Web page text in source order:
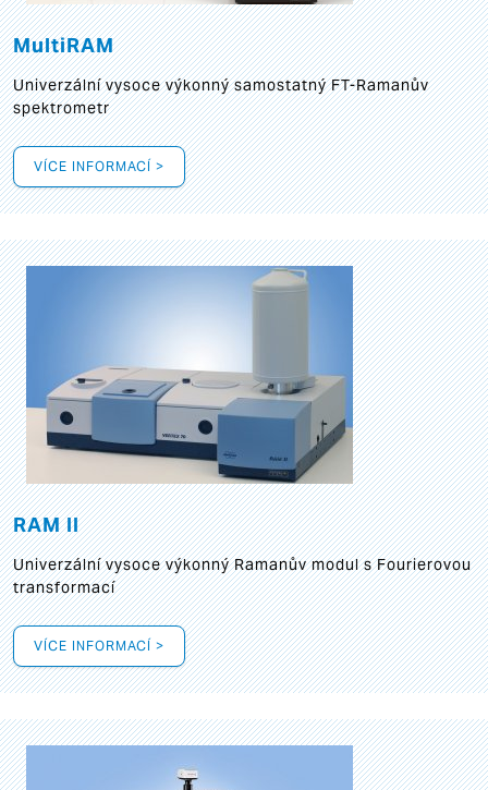
MultiRAM
Univerzální vysoce výkonný samostatný FT-Ramanův
spektrometr
VÍCE INFORMACÍ >
RAM II
Univerzální vysoce výkonný Ramanův modul s Fourierovou
transformací
VÍCE INFORMACÍ >